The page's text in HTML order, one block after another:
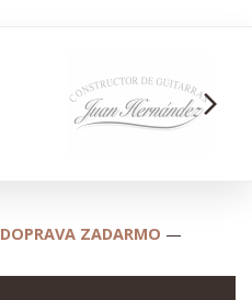
arrow_forward_ios
DOPRAVA ZADARMO —